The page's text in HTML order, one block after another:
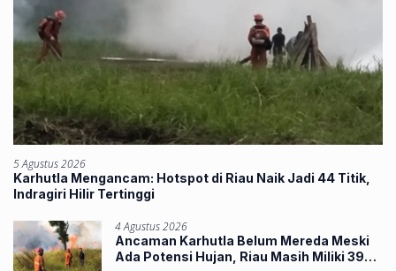
5 Agustus 2026
Karhutla Mengancam: Hotspot di Riau Naik Jadi 44 Titik,
Indragiri Hilir Tertinggi
4 Agustus 2026
Ancaman Karhutla Belum Mereda Meski
Ada Potensi Hujan, Riau Masih Miliki 39